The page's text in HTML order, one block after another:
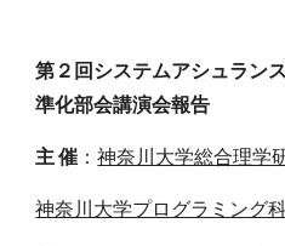
第２回システムアシュラン
準化部会講演会報告
主 催 ：神奈川大学総合理学
神奈川大学プログラミング